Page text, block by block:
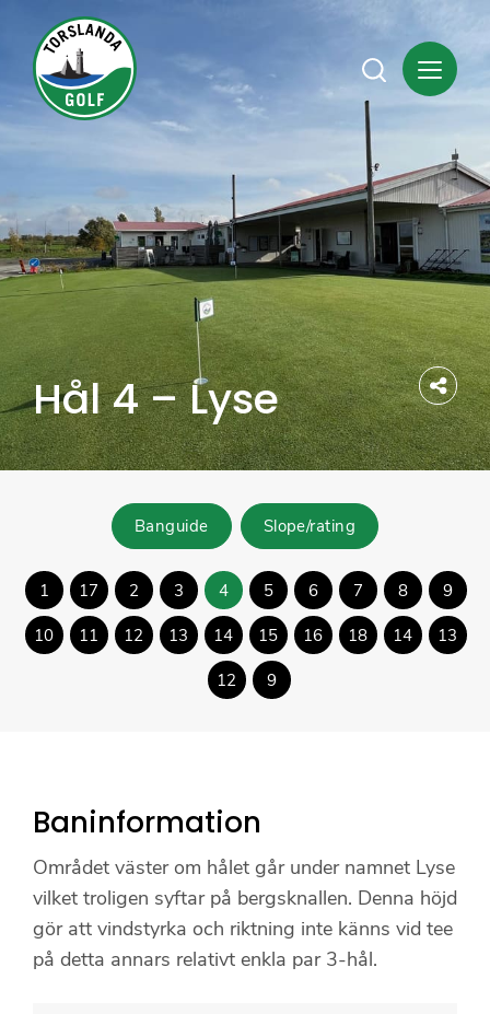
Hål 4 – Lyse
Banguide Slope/rating
1 17 2 3 4 5 6 7 8 9
10 11 12 13 14 15 16 18 14 13
12 9
Baninformation
Området väster om hålet går under namnet Lyse
vilket troligen syftar på bergsknallen. Denna höjd
gör att vindstyrka och riktning inte känns vid tee
på detta annars relativt enkla par 3-hål.